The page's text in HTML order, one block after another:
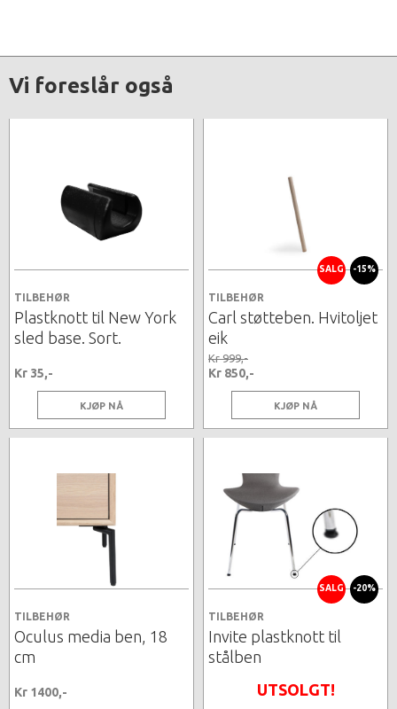
Vi foreslår også
TILBEHØR
Plastknott til New York
sled base. Sort.
Kr 35,-
KJØP NÅ
SALG -15%
TILBEHØR
Carl støtteben. Hvitoljet
eik
Kr 999,-
Kr 850,-
KJØP NÅ
TILBEHØR
Oculus media ben, 18
cm
Kr 1400,-
SALG -20%
TILBEHØR
Invite plastknott til
stålben
UTSOLGT!